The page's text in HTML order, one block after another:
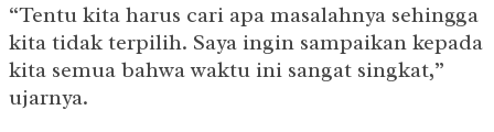
“Tentu kita harus cari apa masalahnya sehingga
kita tidak terpilih. Saya ingin sampaikan kepada
kita semua bahwa waktu ini sangat singkat,”
ujarnya.